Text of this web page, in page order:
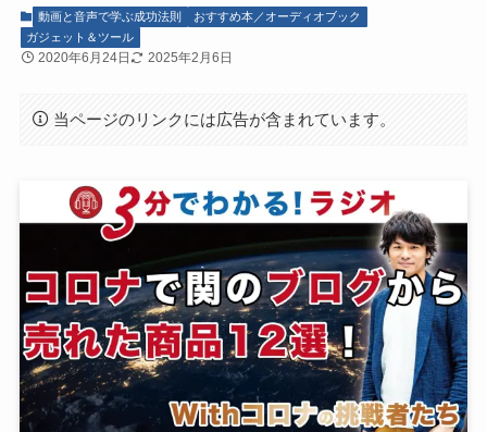
動画と音声で学ぶ成功法則
おすすめ本／オーディオブック
ガジェット＆ツール
2020年6月24日 2025年2月6日
当ページのリンクには広告が含まれています。